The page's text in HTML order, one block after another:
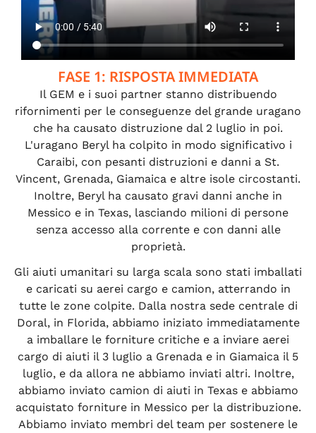
FASE 1: RISPOSTA IMMEDIATA
Il GEM e i suoi partner stanno distribuendo
rifornimenti per le conseguenze del grande uragano
che ha causato distruzione dal 2 luglio in poi.
L'uragano Beryl ha colpito in modo significativo i
Caraibi, con pesanti distruzioni e danni a St.
Vincent, Grenada, Giamaica e altre isole circostanti.
Inoltre, Beryl ha causato gravi danni anche in
Messico e in Texas, lasciando milioni di persone
senza accesso alla corrente e con danni alle
proprietà.
Gli aiuti umanitari su larga scala sono stati imballati
e caricati su aerei cargo e camion, atterrando in
tutte le zone colpite. Dalla nostra sede centrale di
Doral, in Florida, abbiamo iniziato immediatamente
a imballare le forniture critiche e a inviare aerei
cargo di aiuti il 3 luglio a Grenada e in Giamaica il 5
luglio, e da allora ne abbiamo inviati altri. Inoltre,
abbiamo inviato camion di aiuti in Texas e abbiamo
acquistato forniture in Messico per la distribuzione.
Abbiamo inviato membri del team per sostenere le